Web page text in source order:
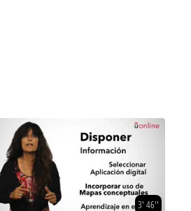
3' 46''